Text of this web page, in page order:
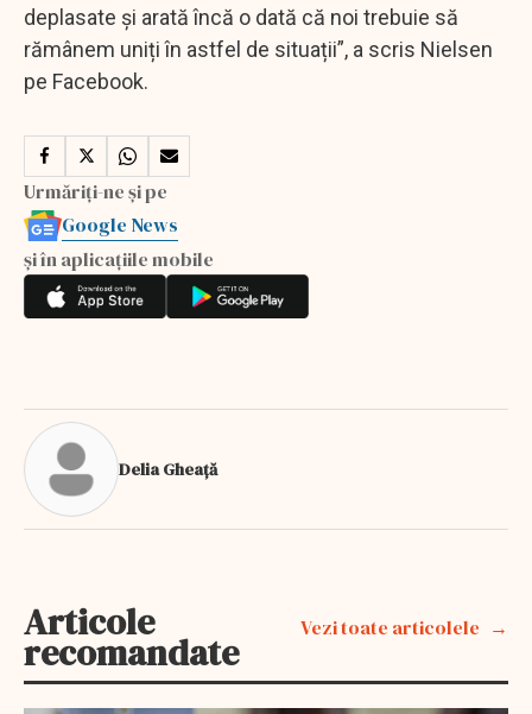
deplasate și arată încă o dată că noi trebuie să
rămânem uniți în astfel de situații”, a scris Nielsen
pe Facebook.
Urmăriți-ne și pe
Google News
și în aplicațiile mobile
Delia Gheață
Articole
recomandate
Vezi toate articolele